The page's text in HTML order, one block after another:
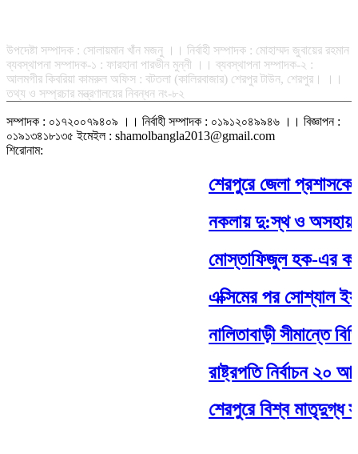
উপদেষ্টা সম্পাদক : সোলায়মান খাঁন মজনু ।। নির্বাহী সম্পাদক : মোহাম্মদ জুবায়ের রহমান
ব্যবস্থাপনা সম্পাদক-১ : ফারহানা পারভীন মুন্নী ।। ব্যবস্থাপনা সম্পাদক-২ :
আলমগীর কিবরিয়া কামরুল অফিস : বটতলা (কালিরবাজার) শেরপুর টাউন, শেরপুর। ।।
তথ্য ও সম্প্রচার মন্ত্রণালয়ের নিবন্ধন নং-৮২
সম্পাদক : ০১৭২০০৭৯৪০৯ ।। নির্বাহী সম্পাদক : ০১৯১২০৪৯৯৪৬ ।। বিজ্ঞাপন :
০১৯১৩৪১৮১৩৫ ইমেইল : shamolbangla2013@gmail.com
শিরোনাম:
শেরপুরে জেলা
নকলায় দু:স্থ ও অসহায়
মোস্তাফিজুল হক-এর
এক্সিমের পর সোশ্যাল
নালিতাবাড়ী সীমান্তে
রাষ্ট্রপতি নির্বাচন ২০
শেরপুরে বিশ্ব মাতৃদুগ্ধ